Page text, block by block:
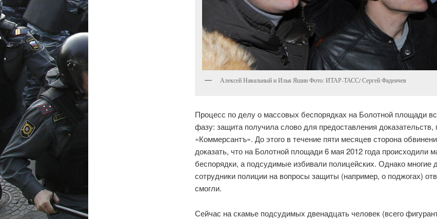
Алексей Навальный и Илья Яшин Фото: ИТАР-ТАСС/ Сергей Фадеичев
Процесс по делу о массовых беспорядках на Болотной площади
фазу: защита получила слово для предоставления доказательств,
«Коммерсантъ». До этого в течение пяти месяцев сторона
доказать, что на Болотной площади 6 мая 2012 года происходили
беспорядки, а подсудимые избивали полицейских. Однако многие
сотрудники полиции на вопросы защиты (например, о поджогах)
смогли.
Сейчас на скамье подсудимых двенадцать человек (всего